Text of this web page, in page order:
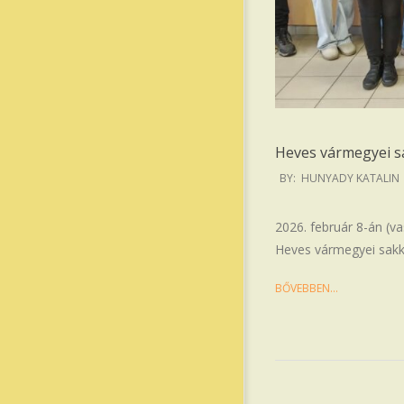
Heves vármegyei
2026-
BY: HUNYADY KATALIN
2026. február 8-án
Heves vármegyei
BŐVEBBEN…